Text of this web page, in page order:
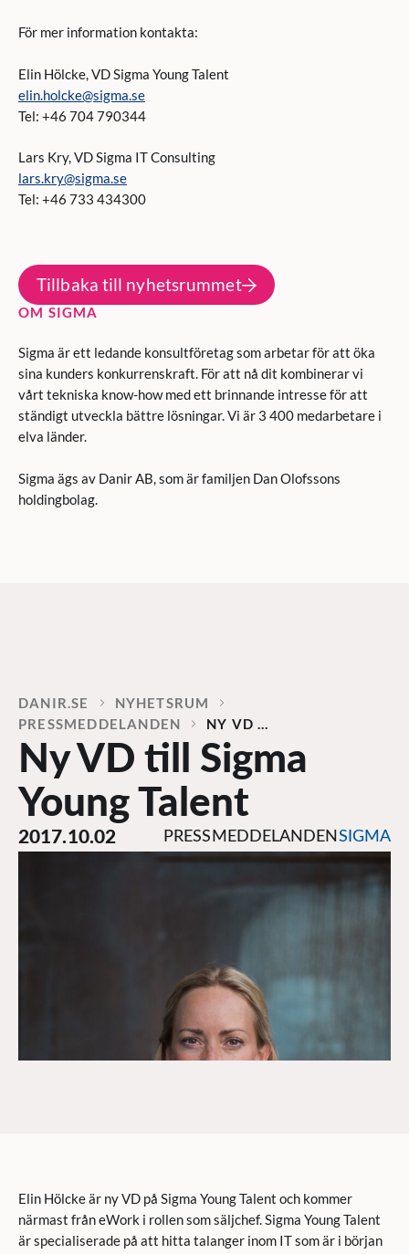
För mer information kontakta:
Elin Hölcke, VD Sigma Young Talent
elin.holcke@sigma.se
Tel: +46 704 790344
Lars Kry, VD Sigma IT Consulting
lars.kry@sigma.se
Tel: +46 733 434300
Tillbaka till nyhetsrummet
OM SIGMA
Sigma är ett ledande konsultföretag som arbetar för att öka
sina kunders konkurrenskraft. För att nå dit kombinerar vi
vårt tekniska know-how med ett brinnande intresse för att
ständigt utveckla bättre lösningar. Vi är 3 400 medarbetare i
elva länder.
Sigma ägs av Danir AB, som är familjen Dan Olofssons
holdingbolag.
DANIR
NYHETSRUM
PRESSMEDDELANDEN
NY VD …
Ny VD till Sigma
Young Talent
2017.10.02 PRESSMEDDELANDEN SIGMA
Elin Hölcke är ny VD på Sigma Young Talent och kommer
närmast från eWork i rollen som säljchef. Sigma Young Talent
är specialiserade på att hitta talanger inom IT som är i början